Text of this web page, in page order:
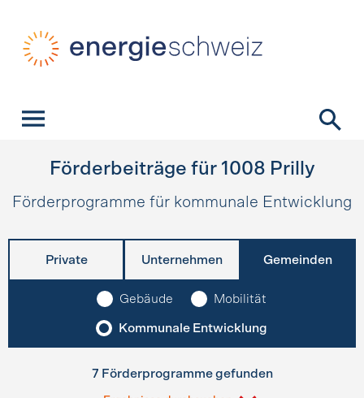
Förderbeiträge für 1008 Prilly
Förderprogramme für kommunale Entwicklung
Private Unternehmen Gemeinden
Gebäude Mobilität
Kommunale Entwicklung
7 Förderprogramme gefunden